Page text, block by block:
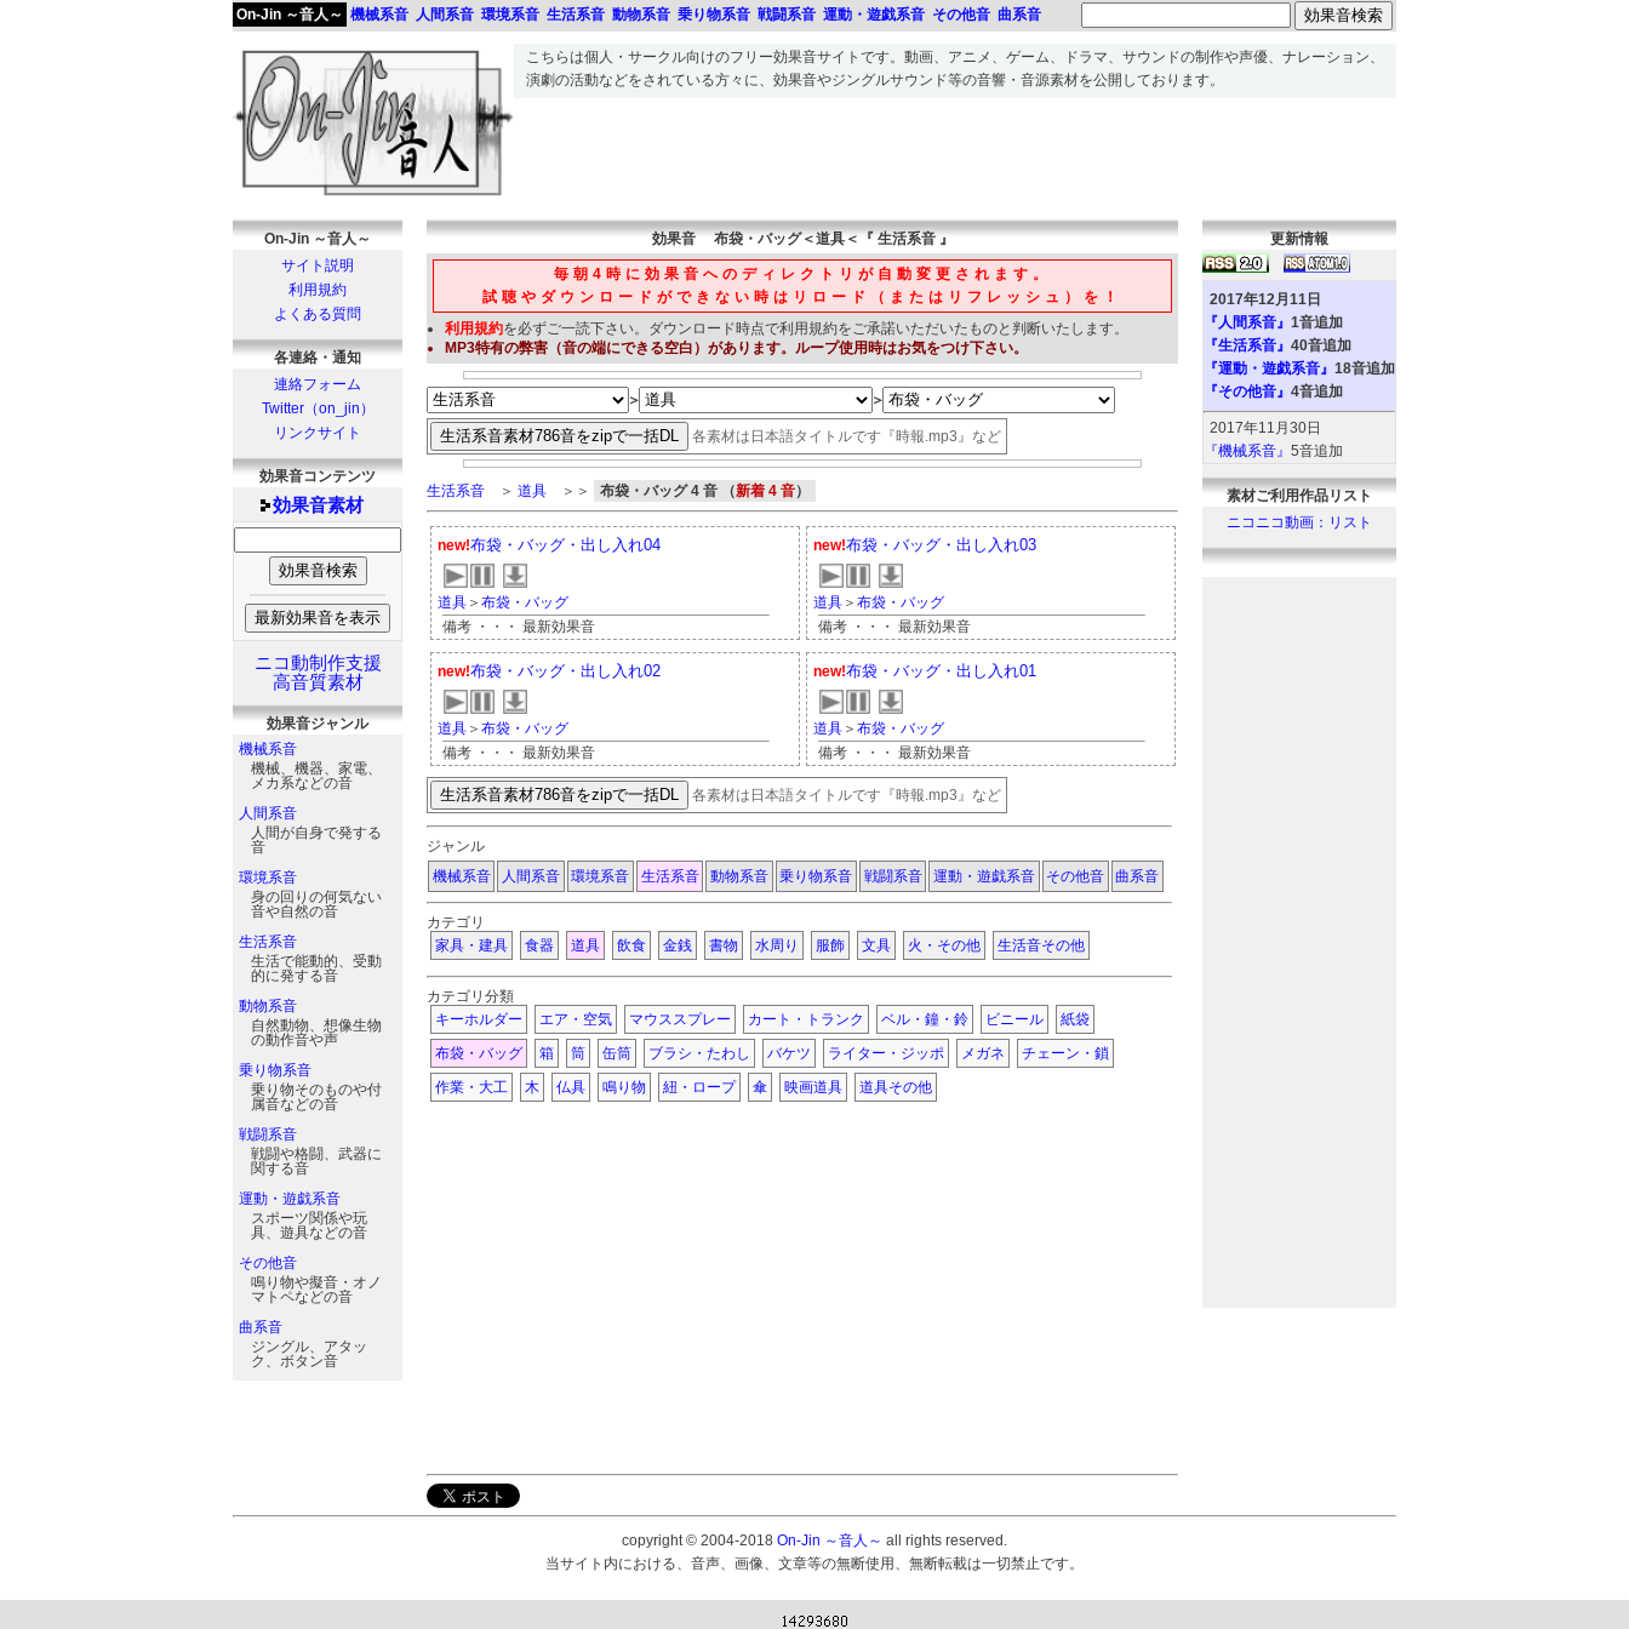
こちらは個人・サークル向けのフリー効果音サイトです。 動画、アニメ、ゲーム、ドラマ、サウンドの制作や声優、ナレーション、
演劇の活動などをされている方々に、 効果音やジングルサウンド等の音響・音源素材を公開しております。
On-Jin ～音人～
サイト説明
利用規約
よくある質問
各連絡・通知
連絡フォーム
Twitter（on_jin）
リンクサイト
効果音コンテンツ
効果音素材
ニコ動制作支援
高音質素材
効果音ジャンル
機械系音
機械、機器、家電、
メカ系などの音
人間系音
人間が自身で発する
音
環境系音
身の回りの何気ない
音や自然の音
生活系音
生活で能動的、受動
的に発する音
動物系音
自然動物、想像生物
の動作音や声
乗り物系音
乗り物そのものや付
属音などの音
戦闘系音
戦闘や格闘、武器に
関する音
運動・遊戯系音
スポーツ関係や玩
具、遊具などの音
その他音
鳴り物や擬音・オノ
マトペなどの音
曲系音
ジングル、アタッ
ク、ボタン音
効果音布袋・バッグ＜道具＜『 生活系音 』
毎朝4時に効果音へのディレクトリが自動変更されます。
試聴やダウンロードができない時はリロード（またはリフレッシュ）を！
利用規約を必ずご一読下さい。 ダウンロード時点で利用規約をご承諾いただいたものと判断いたします。
MP3特有の弊害（音の端にできる空白）があります。ループ使用時はお気をつけ下さい。
＞ ＞
各素材は日本語タイトルです『時報.mp3』など
生活系音 ＞ 道具 ＞＞ 布袋・バッグ 4 音 （新着 4 音）
new!布袋・バッグ・出し入れ04
道具＞ 布袋・バッグ
備考 ・・・ 最新効果音
new!布袋・バッグ・出し入れ03
道具＞ 布袋・バッグ
備考 ・・・ 最新効果音
new!布袋・バッグ・出し入れ02
道具＞ 布袋・バッグ
備考 ・・・ 最新効果音
new!布袋・バッグ・出し入れ01
道具＞ 布袋・バッグ
備考 ・・・ 最新効果音
各素材は日本語タイトルです『時報.mp3』など
ジャンル
機械系音
人間系音 環境系音 生活系音 動物系音 乗り物系音 戦闘系音 運動・遊戯系音 その他音 曲系音
カテゴリ
家具・建具
食器 道具 飲食 金銭 書物 水周り 服飾 文具 火・その他 生活音その他
カテゴリ分類
キーホルダー
エア・空気 マウススプレー カート・トランク ベル・鐘・鈴 ビニール
紙袋
布袋・バッグ
箱 筒 缶筒 ブラシ・たわし バケツ ライター・ジッポ メガネ
チェーン・鎖
作業・大工
木 仏具 鳴り物 紐・ロープ 傘 映画道具 道具その他
更新情報
2017年12月11日
『人間系音』 1音追加
『生活系音』 40音追加
『運動・遊戯系音』 18音追加
『その他音』 4音追加
2017年11月30日
『機械系音』 5音追加
『人間系音』2音追加
『環境系音』6音追加
『動物系音』6音追加
素材ご利用作品リスト
ニコニコ動画：リスト
On-Jin ～音人～ 機械系音 人間系音 環境系音 生活系音 動物系音 乗り物系音 戦闘系音 運動・遊戯系音 その他音 曲系音
copyright © 2004-2018 On-Jin ～音人～ all rights reserved.
当サイト内における、音声、画像、文章等の無断使用、無断転載は一切禁止です。